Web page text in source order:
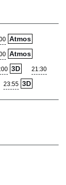
Atmos
Atmos
3D 21:30
23:55 3D